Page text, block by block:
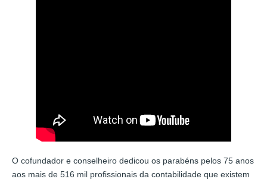
O cofundador e conselheiro dedicou os parabéns pelos 75 anos
aos mais de 516 mil profissionais da contabilidade que existem